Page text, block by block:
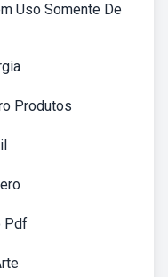
Uso Somente De
Produtos
Pdf